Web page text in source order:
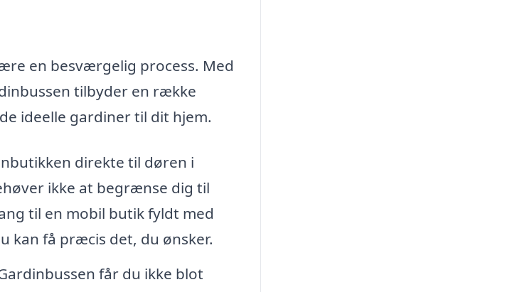
en besværgelig process. Med
tilbyder en række
ideelle gardiner til dit hjem.
direkte til døren i
ikke at begrænse dig til
til en mobil butik fyldt med
kan få præcis det, du ønsker.
får du ikke blot